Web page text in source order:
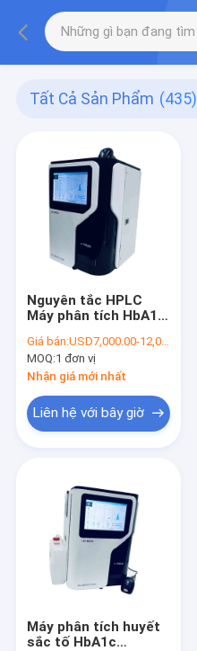
Tất Cả Sản Phẩm (435)
Nguyên tắc HPLC
Máy phân tích HbA1c
để chẩn đoán
Hemoglobin glycosyl
hóa
Giá bán:USD7,000.00-12,000.00/Unit
MOQ:1 đơn vị
Nhận giá mới nhất
Liên hệ với bây giờ
Máy phân tích huyết
sắc tố HbA1c